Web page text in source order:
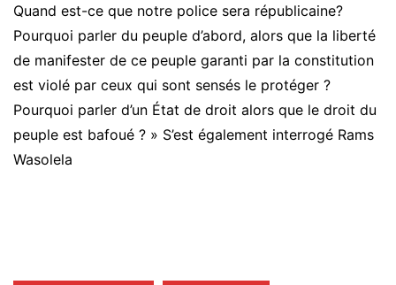
Quand est-ce que notre police sera républicaine?
Pourquoi parler du peuple d’abord, alors que la liberté
de manifester de ce peuple garanti par la constitution
est violé par ceux qui sont sensés le protéger ?
Pourquoi parler d’un État de droit alors que le droit du
peuple est bafoué ? » S’est également interrogé Rams
Wasolela